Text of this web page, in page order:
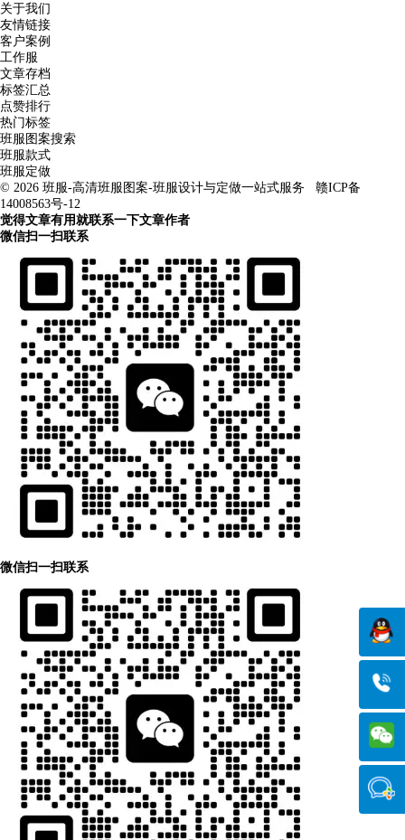
关于我们
友情链接
客户案例
工作服
文章存档
标签汇总
点赞排行
热门标签
班服图案搜索
班服款式
班服定做
© 2026 班服-高清班服图案-班服设计与定做一站式服务
赣ICP备
14008563号-12
觉得文章有用就联系一下文章作者
微信扫一扫联系
微信扫一扫联系